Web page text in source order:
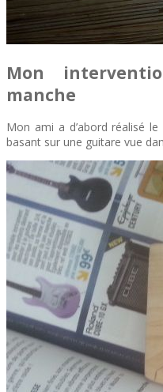
Mon
manche
Mon ami a d’abord réalisé
basant sur une guitare vue